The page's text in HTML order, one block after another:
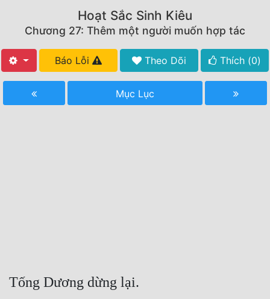
Tất Cả
Hoàn Thành
Xa Lộ Dịch
Hoạt Sắc Sinh Kiêu
Chương 27: Thêm một người muốn hợp tác
Báo Lỗi Theo Dõi Thích (0)
Mục Lục
Tống Dương dừng lại.